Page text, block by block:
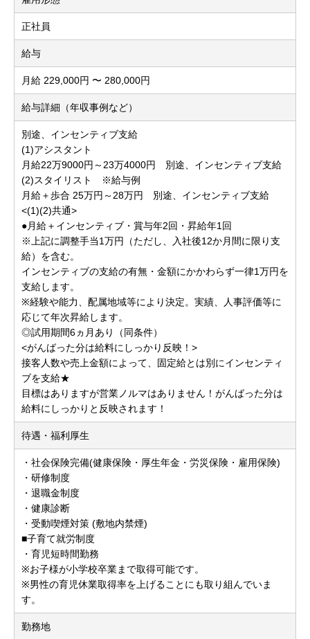
正社員
給与
月給 229,000円 〜 280,000円
給与詳細（年収事例など）
別途、インセンティブ支給
(1)アシスタント
月給22万9000円～23万4000円 別途、インセンティブ支給
(2)スタイリスト ※給与例
月給＋歩合 25万円～28万円 別途、インセンティブ支給
<(1)(2)共通>
●月給＋インセンティブ・賞与年2回・昇給年1回
※上記に調整手当1万円（ただし、入社後12か月間に限り支
給）を含む。
インセンティブの支給の有無・金額にかかわらず一律1万円を
支給します。
※経験や能力、配属地域等により決定。実績、人事評価等に
応じて年次昇給します。
◎試用期間6ヵ月あり（同条件）
<がんばった分は給料にしっかり反映！>
接客人数や売上金額によって、固定給とは別にインセンティ
ブを支給★
目標はありますが営業ノルマはありません！がんばった分は
給料にしっかりと反映されます！
待遇・福利厚生
・社会保険完備(健康保険・厚生年金・労災保険・雇用保険)
・研修制度
・退職金制度
・健康診断
・受動喫煙対策 (敷地内禁煙)
■子育て就労制度
・育児短時間勤務
※お子様が小学校卒業まで取得可能です。
※男性の育児休業取得率を上げることにも取り組んでいま
す。
勤務地